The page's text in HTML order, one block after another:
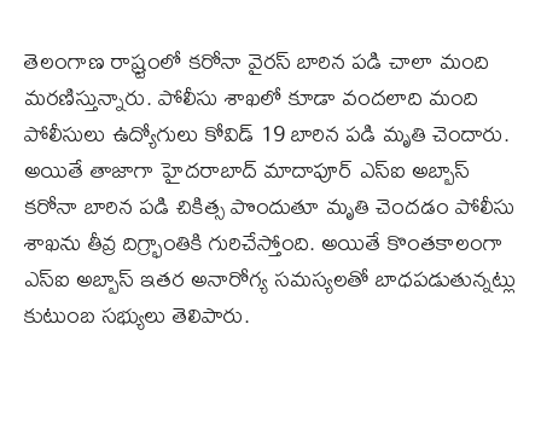
తెలంగాణ రాష్ర్టంలో కరోనా వైరస్‌ బారిన పడి చాలా మంది
మరణిస్తున్నారు. పోలీసు శాఖలో కూడా వందలాది మంది
పోలీసులు ఉద్యోగులు కోవిడ్‌ 19 బారిన పడి మృతి చెందారు.
అయితే తాజాగా హైదరాబాద్‌ మాదాపూర్‌ ఎస్‌ఐ అబ్బాస్‌
కరోనా బారిన పడి చికిత్స పొందుతూ మృతి చెందడం పోలీసు
శాఖను తీవ్ర దిగ్ర్భాంతికి గురిచేస్తోంది. అయితే కొంతకాలంగా
ఎస్‌ఐ అబ్బాస్‌ ఇతర అనారోగ్య సమస్యలతో బాధపడుతున్నట్లు
కుటుంబ సభ్యులు తెలిపారు.